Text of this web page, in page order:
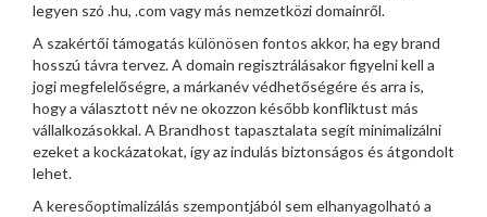
legyen szó .hu, .com vagy más nemzetközi domainről.
A szakértői támogatás különösen fontos akkor, ha egy brand
hosszú távra tervez. A domain regisztrálásakor figyelni kell a
jogi megfelelőségre, a márkanév védhetőségére és arra is,
hogy a választott név ne okozzon később konfliktust más
vállalkozásokkal. A Brandhost tapasztalata segít minimalizálni
ezeket a kockázatokat, így az indulás biztonságos és átgondolt
lehet.
A keresőoptimalizálás szempontjából sem elhanyagolható a